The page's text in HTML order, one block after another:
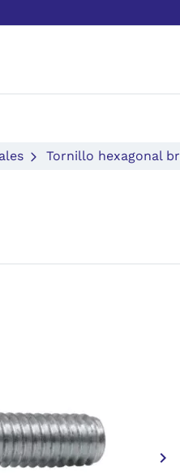
Tornillo hexagonal
keyboard_arrow_right